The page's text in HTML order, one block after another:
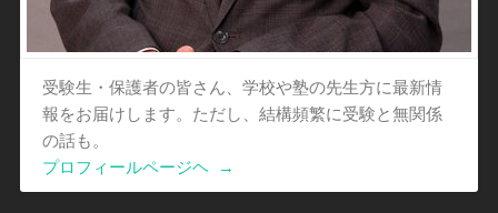
受験生・保護者の皆さん、学校や塾の先生方に最新情
報をお届けします。ただし、結構頻繁に受験と無関係
の話も。
プロフィールページヘ
→